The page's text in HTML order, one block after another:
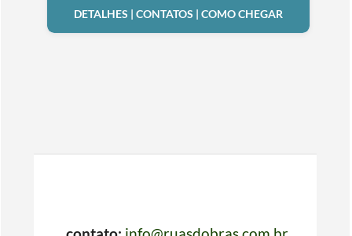
DETALHES | CONTATOS | COMO CHEGAR